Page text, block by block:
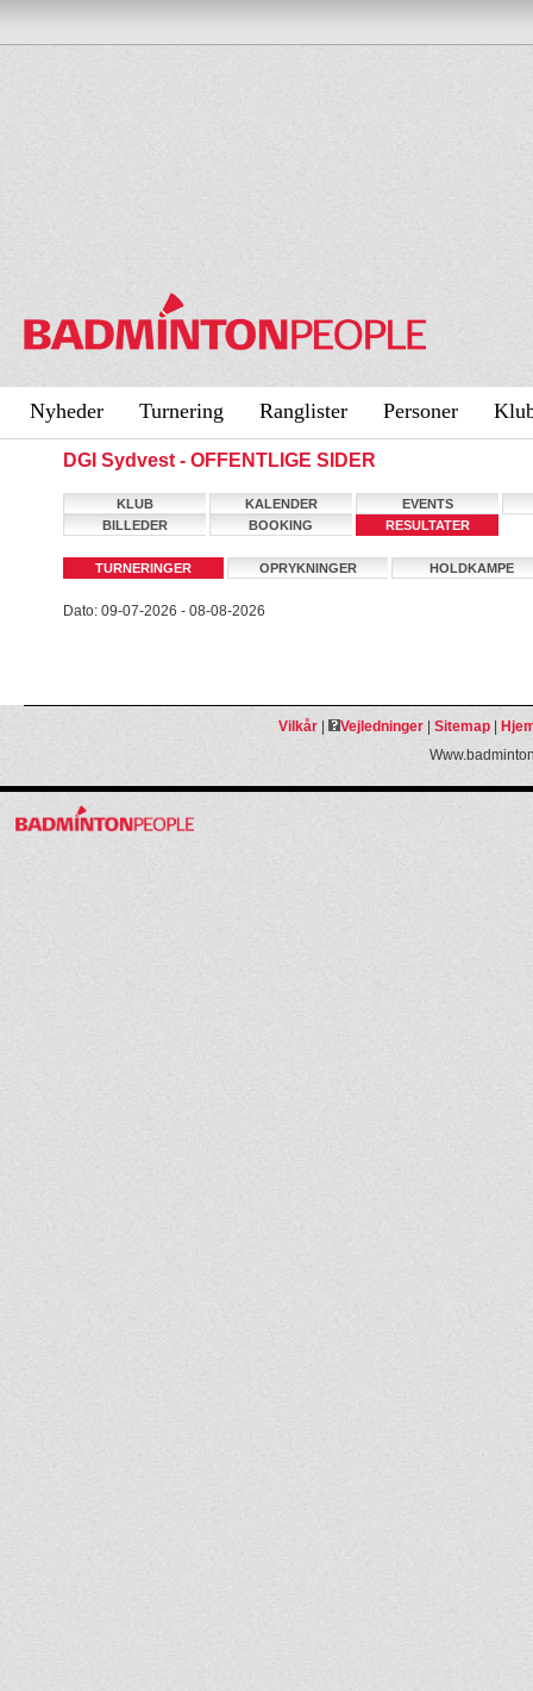
Nyheder Turnering Ranglister Personer
DGI Sydvest - OFFENTLIGE SIDER
KLUB KALENDER
EVENTS
BILLEDER
BOOKING RESULTATER
TURNERINGER OPRYKNINGER HOLDKAMPE
Dato: 09-07-2026 - 08-08-2026
Vilkår| Vejledninger| Sitemap|